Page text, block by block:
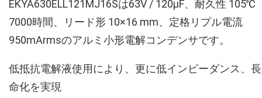
EKYA630ELL121MJ16Sは63V / 120µF、耐久性 105℃
7000時間、リード形 10×16 mm、定格リプル電流
950mArmsのアルミ小形電解コンデンサです。
低抵抗電解液使用により、更に低インピーダンス、
命化を実現